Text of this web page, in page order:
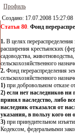
Профиль
Создано: 17.07.2008 15:27:08
Статья 80. Фонд
1. В целях перераспределения
расширения крестьянских
садоводства,
сельскохозяйственного
2. Фонд перераспределения
сельскохозяйственного
1) при добровольном отказе
2) если нет наследников
принял наследство, либо
наследник отказался от
указания, в пользу кого он
3) при принудительном
Кодексом, федеральными